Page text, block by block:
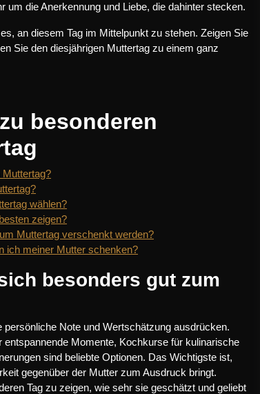
die Anerkennung und Liebe, die dahinter stecken.
an diesem Tag im Mittelpunkt zu stehen. Zeigen Sie
Sie den diesjährigen Muttertag zu einem ganz
besonderen
wählen?
zeigen?
Muttertag verschenkt werden?
ich meiner Mutter schenken?
besonders gut zum
Note und Wertschätzung ausdrücken.
Momente, Kochkurse für kulinarische
sind beliebte Optionen. Das Wichtigste ist,
gegenüber der Mutter zum Ausdruck bringt.
Tag zu zeigen, wie sehr sie geschätzt und geliebt